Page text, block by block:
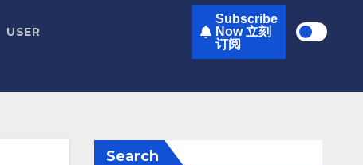
USER
Subscribe
Now 立刻
订阅
Search